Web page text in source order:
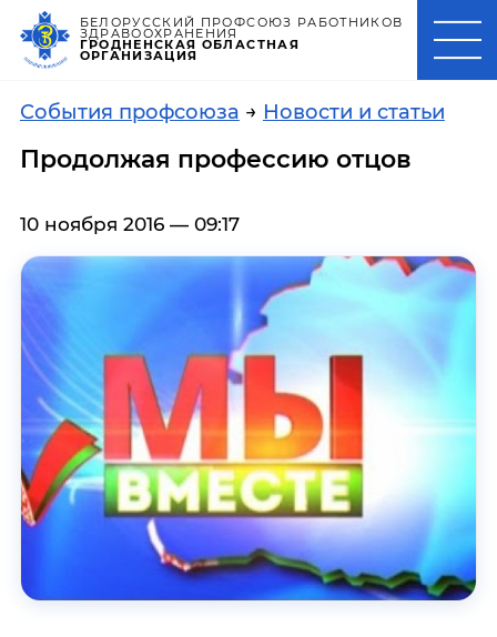
БЕЛОРУССКИЙ ПРОФСОЮЗ РАБОТНИКОВ
ЗДРАВООХРАНЕНИЯ
ГРОДНЕНСКАЯ ОБЛАСТНАЯ
ОРГАНИЗАЦИЯ
События профсоюза → Новости и статьи
Продолжая профессию отцов
10 ноября 2016 — 09:17